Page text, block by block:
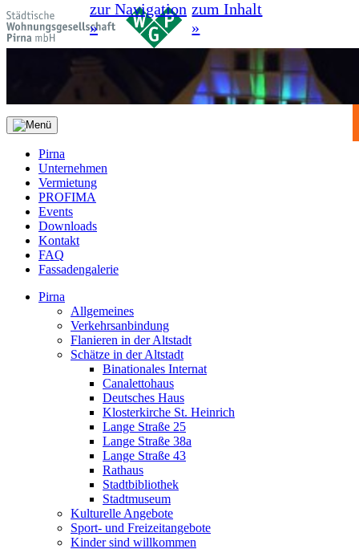
zur Navigation
»
zum Inhalt
»
Pirna
Unternehmen
Vermietung
PROFIMA
Events
Downloads
Kontakt
FAQ
Fassadengalerie
Pirna
Allgemeines
Verkehrsanbindung
Flanieren in der Altstadt
Schätze in der Altstadt
Binationales Internat
Canalettohaus
Deutsches Haus
Klosterkirche St. Heinrich
Lange Straße 25
Lange Straße 38a
Lange Straße 43
Rathaus
Stadtbibliothek
Stadtmuseum
Kulturelle Angebote
Sport- und Freizeitangebote
Kinder sind willkommen